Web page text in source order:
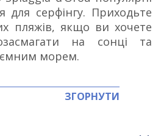
для серфінгу. Приходьте
пляжів, якщо ви хочете
на сонці та
морем.
ЗГОРНУТИ